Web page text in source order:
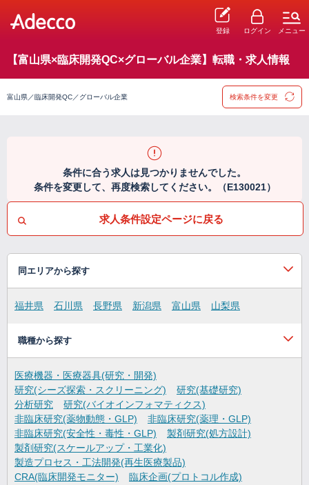
登録 ログイン メニュー
【富山県×臨床開発QC×グローバル企業】転職・求人情報
富山県／臨床開発QC／グローバル企業 検索条件を変更
条件に合う求人は見つかりませんでした。
条件を変更して、再度検索してください。（E130021）
求人条件設定ページに戻る
同エリアから探す
福井県 石川県 長野県 新潟県 富山県 山梨県
職種から探す
医療機器・医療器具(研究・開発)
研究(シーズ探索・スクリーニング)
研究(基礎研究)
分析研究
研究(バイオインフォマティクス)
非臨床研究(薬物動態・GLP)
非臨床研究(薬理・GLP)
非臨床研究(安全性・毒性・GLP)
製剤研究(処方設計)
製剤研究(スケールアップ・工業化)
製造プロセス・工法開発(再生医療製品)
CRA(臨床開発モニター)
臨床企画(プロトコル作成)